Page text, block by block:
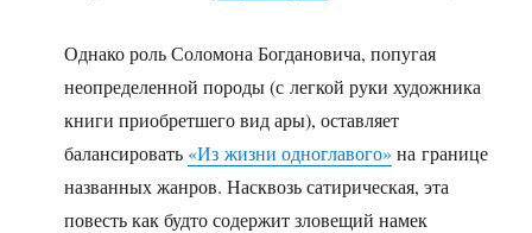
Однако роль Соломона Богдановича, попугая
неопределенной породы (с легкой руки художника
книги приобретшего вид ары), оставляет
балансировать «Из жизни одноглавого» на границе
названных жанров. Насквозь сатирическая, эта
повесть как будто содержит зловещий намек